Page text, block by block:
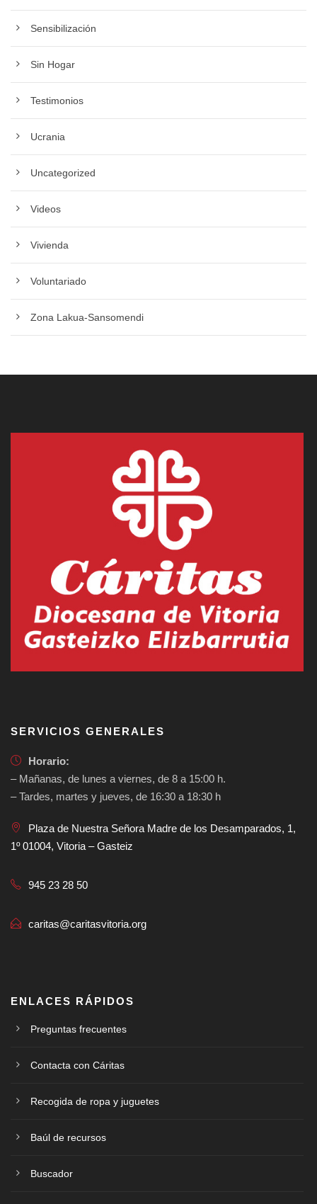
Sensibilización
Sin Hogar
Testimonios
Ucrania
Uncategorized
Videos
Vivienda
Voluntariado
Zona Lakua-Sansomendi
SERVICIOS GENERALES
Horario:
– Mañanas, de lunes a viernes, de 8 a 15:00 h.
– Tardes, martes y jueves, de 16:30 a 18:30 h
Plaza de Nuestra Señora Madre de los Desamparados, 1,
1º 01004, Vitoria – Gasteiz
945 23 28 50
caritas@caritasvitoria.org
ENLACES RÁPIDOS
Preguntas frecuentes
Contacta con Cáritas
Recogida de ropa y juguetes
Baúl de recursos
Buscador